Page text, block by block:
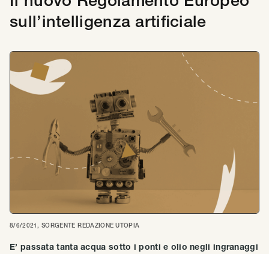
sull’intelligenza artificiale
8/6/2021 , SORGENTE REDAZIONE UTOPIA
E’ passata tanta acqua sotto i ponti e olio negli ingranaggi